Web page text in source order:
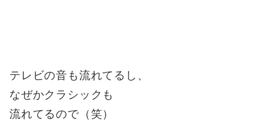
テレビの音も流れてるし、
なぜかクラシックも
流れてるので（笑）